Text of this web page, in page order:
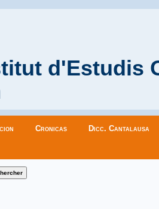
d'Estudis
Cronicas Dicc. Cantalausa